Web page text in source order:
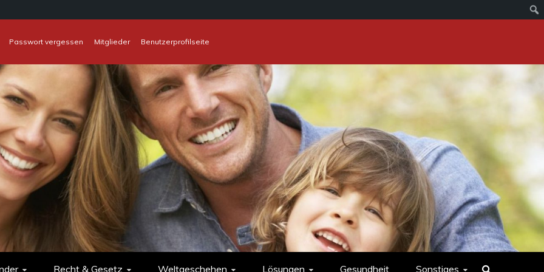
Passwort vergessen Mitglieder
Benutzerprofilseite
Recht & Gesetz Weltgeschehen Lösungen Gesundheit Sonstiges